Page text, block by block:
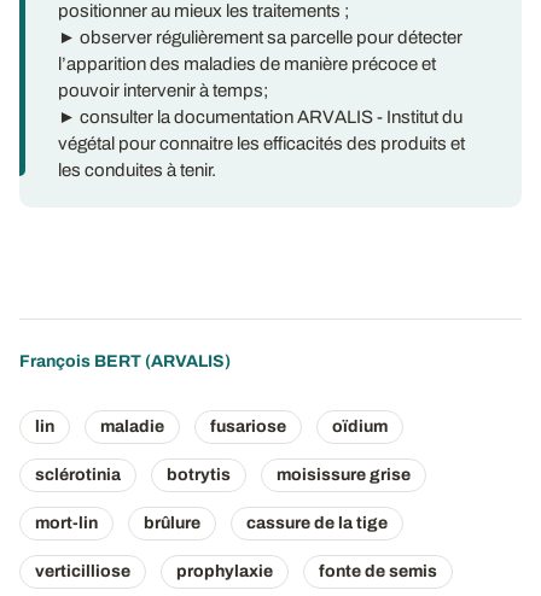
positionner au mieux les traitements ;
► observer régulièrement sa parcelle pour détecter
l’apparition des maladies de manière précoce et
pouvoir intervenir à temps;
► consulter la documentation ARVALIS - Institut du
végétal pour connaitre les efficacités des produits et
les conduites à tenir.
François BERT (ARVALIS)
lin maladie fusariose oïdium
sclérotinia botrytis moisissure grise
mort-lin brûlure cassure de la tige
verticilliose prophylaxie fonte de semis